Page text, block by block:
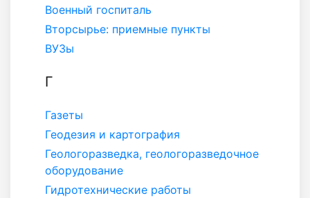
Военный госпиталь
Вторсырье: приемные пункты
ВУЗы
Г
Газеты
Геодезия и картография
Геологоразведка, геологоразведочное
оборудование
Гидротехнические работы